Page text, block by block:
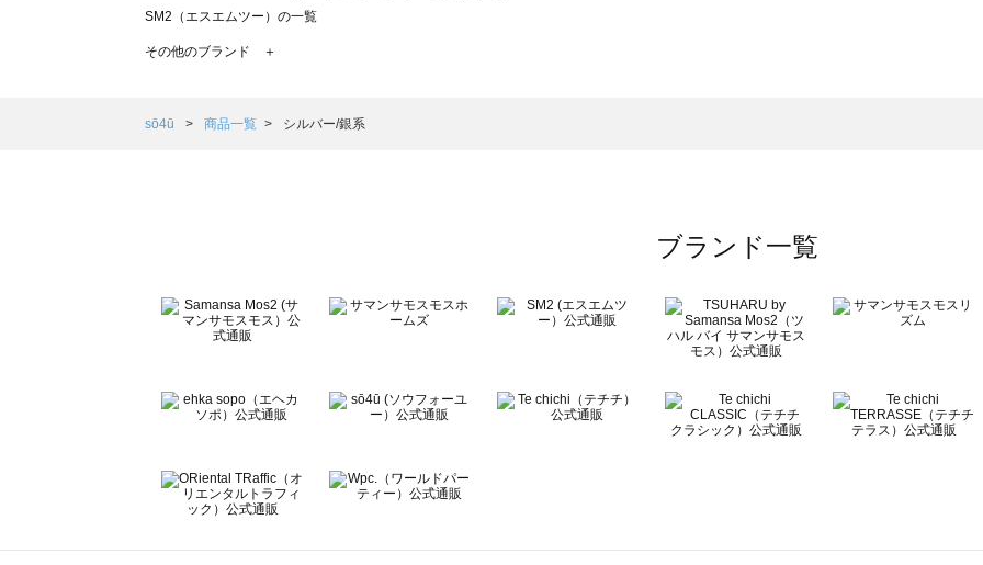
SM2（エスエムツー）の一覧
TSUHARU by Samansa Mos2（ツハルバイサマンサモスモス）の一覧
Samansa Mos2 Lagom（サマンサモスモス ラーゴム）の一覧
BETTY'S BLUE（べティーズブルー）の一覧
Wpc.（ワールドパーティー）の一覧
その他のブランド ＋
sō4ū 商品一覧 シルバー/銀系
ブランド一覧